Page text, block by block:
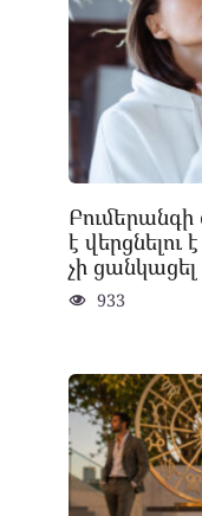
Բումերանգի
է
չի
933